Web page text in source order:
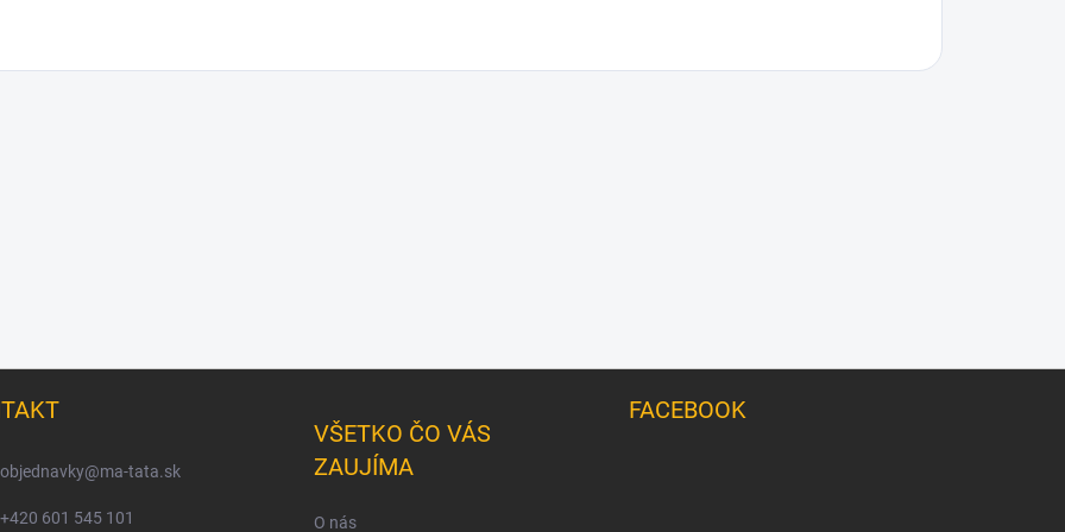
objednavky@ma-tata.sk
+420 601 545 101
VŠETKO ČO VÁS
ZAUJÍMA
O nás
FACEBOOK